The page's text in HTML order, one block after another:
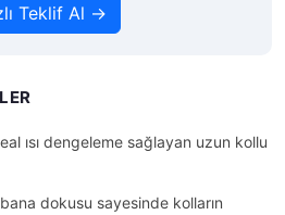
ısı dengeleme sağlayan uzun kollu
dokusu sayesinde kolların
Teklif Al →